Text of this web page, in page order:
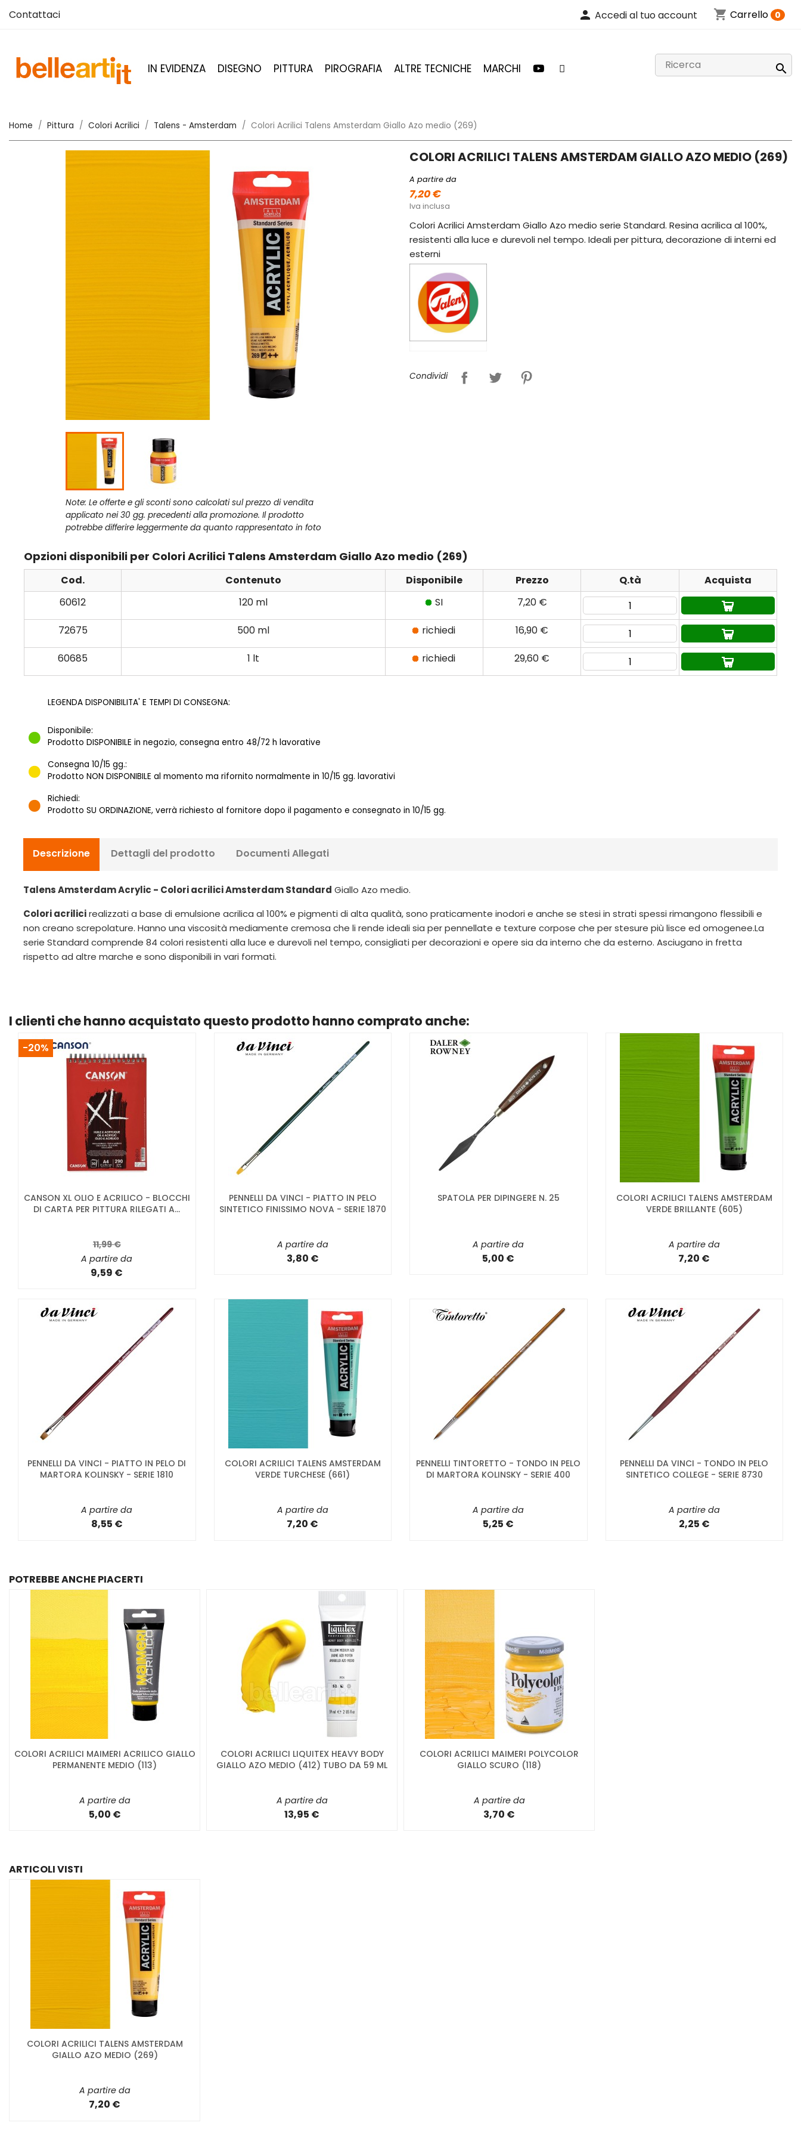
Contattaci person Accedi al tuo account shopping_cart Carrello 0
IN EVIDENZA DISEGNO PITTURA PIROGRAFIA ALTRE TECNICHE MARCHI 
Home Pittura Colori Acrilici Talens - Amsterdam Colori Acrilici Talens Amsterdam Giallo Azo medio (269)
Note: Le offerte e gli sconti sono calcolati sul prezzo di vendita
applicato nei 30 gg. precedenti alla promozione. Il prodotto
potrebbe differire leggermente da quanto rappresentato in foto
COLORI ACRILICI TALENS AMSTERDAM GIALLO AZO MEDIO (269)
A partire da
7,20 €
Iva inclusa
Colori Acrilici Amsterdam Giallo Azo medio serie Standard. Resina acrilica al 100%,
resistenti alla luce e durevoli nel tempo. Ideali per pittura, decorazione di interni ed
esterni
Condividi
Opzioni disponibili per Colori Acrilici Talens Amsterdam Giallo Azo medio (269)
Cod. Contenuto Disponibile Prezzo Q.tà
Acquista
60612
120 ml SI 7,20 €
72675 500 ml richiedi 16,90 €
60685 1 lt richiedi 29,60 €
LEGENDA DISPONIBILITA' E TEMPI DI CONSEGNA:
Disponibile:
Prodotto DISPONIBILE in negozio, consegna entro 48/72 h lavorative
Consegna 10/15 gg.:
Prodotto NON DISPONIBILE al momento ma rifornito normalmente in 10/15 gg. lavorativi
Richiedi:
Prodotto SU ORDINAZIONE, verrà richiesto al fornitore dopo il pagamento e consegnato in 10/15 gg.
Descrizione Dettagli del prodotto Documenti Allegati
Talens Amsterdam Acrylic - Colori acrilici Amsterdam Standard Giallo Azo medio.
Colori acrilicirealizzati a base di emulsione acrilica al 100% e pigmenti di alta qualità, sono praticamente inodori e anche se stesi in strati spessi rimangono flessibili e
non creano screpolature. Hanno una viscosità mediamente cremosa che li rende ideali sia per pennellate e texture corpose che per stesure più lisce ed omogenee.La
serie Standard comprende 84 colori resistenti alla luce e durevoli nel tempo, consigliati per decorazioni e opere sia da interno che da esterno. Asciugano in fretta
rispetto ad altre marche e sono disponibili in vari formati.
I clienti che hanno acquistato questo prodotto hanno comprato anche:
CANSON XL OLIO E ACRILICO - BLOCCHI
DI CARTA PER PITTURA RILEGATI A...
11,99 €
A partire da
9,59 €
-20%
PENNELLI DA VINCI - PIATTO IN PELO
SINTETICO FINISSIMO NOVA - SERIE 1870
A partire da
3,80 €
SPATOLA PER DIPINGERE N. 25
A partire da
5,00 €
COLORI ACRILICI TALENS AMSTERDAM
VERDE BRILLANTE (605)
A partire da
7,20 €
PENNELLI DA VINCI - PIATTO IN PELO DI
MARTORA KOLINSKY - SERIE 1810
A partire da
8,55 €
COLORI ACRILICI TALENS AMSTERDAM
VERDE TURCHESE (661)
A partire da
7,20 €
PENNELLI TINTORETTO - TONDO IN PELO
DI MARTORA KOLINSKY - SERIE 400
A partire da
5,25 €
PENNELLI DA VINCI - TONDO IN PELO
SINTETICO COLLEGE - SERIE 8730
A partire da
2,25 €
POTREBBE ANCHE PIACERTI
COLORI ACRILICI MAIMERI ACRILICO GIALLO
PERMANENTE MEDIO (113)
A partire da
5,00 €
COLORI ACRILICI LIQUITEX HEAVY BODY
GIALLO AZO MEDIO (412) TUBO DA 59 ML
A partire da
13,95 €
COLORI ACRILICI MAIMERI POLYCOLOR
GIALLO SCURO (118)
A partire da
3,70 €
ARTICOLI VISTI
COLORI ACRILICI TALENS AMSTERDAM
GIALLO AZO MEDIO (269)
A partire da
7,20 €